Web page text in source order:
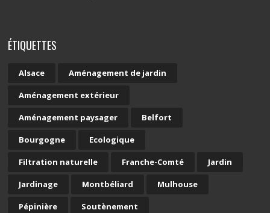
ÉTIQUETTES
Alsace Aménagement de jardin
Aménagement extérieur
Aménagement paysager Belfort
Bourgogne Ecologique
Filtration naturelle Franche-Comté Jardin
Jardinage Montbéliard Mulhouse
Pépinière Soutènement